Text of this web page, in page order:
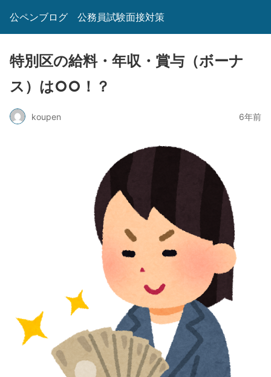
公ペンブログ 公務員試験面接対策
特別区の給料・年収・賞与（ボーナ
ス）は○○！？
koupen 6年前